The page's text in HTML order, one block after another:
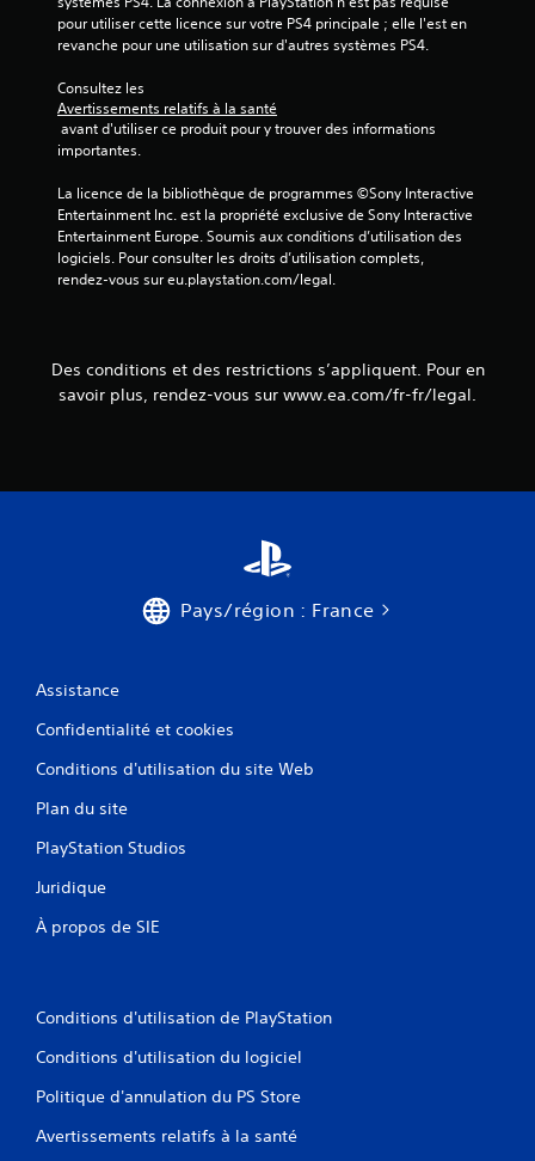
pour utiliser cette licence sur votre PS4 principale ; elle l'est en
revanche pour une utilisation sur d'autres systèmes PS4.
Consultez les
Avertissements relatifs à la santé
importantes.
La licence de la bibliothèque de programmes ©Sony Interactive
Entertainment Inc. est la propriété exclusive de Sony Interactive
Entertainment Europe. Soumis aux conditions d’utilisation des
logiciels. Pour consulter les droits d’utilisation complets,
rendez-vous sur eu.playstation.com/legal.
Des conditions et des restrictions s’appliquent. Pour en
savoir plus, rendez-vous sur www.ea.com/fr-fr/legal.
Pays/région : France
Assistance
Confidentialité et cookies
Conditions d'utilisation du site Web
Plan du site
PlayStation Studios
Juridique
À propos de SIE
Conditions d'utilisation de PlayStation
Conditions d'utilisation du logiciel
Politique d'annulation du PS Store
Avertissements relatifs à la santé